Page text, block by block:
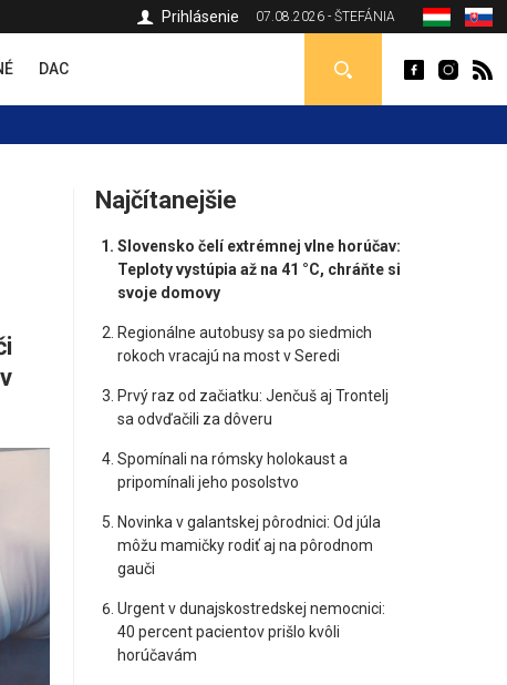
07.08.2026 - ŠTEFÁNIA
Prihlásenie
DAC
Najčítanejšie
Slovensko čelí extrémnej vlne horúčav:
Teploty vystúpia až na 41 °C, chráňte si
svoje domovy
Regionálne autobusy sa po siedmich
rokoch vracajú na most v Seredi
Prvý raz od začiatku: Jenčuš aj Trontelj
sa odvďačili za dôveru
Spomínali na rómsky holokaust a
pripomínali jeho posolstvo
Novinka v galantskej pôrodnici: Od júla
môžu mamičky rodiť aj na pôrodnom
gauči
Urgent v dunajskostredskej nemocnici:
40 percent pacientov prišlo kvôli
horúčavám